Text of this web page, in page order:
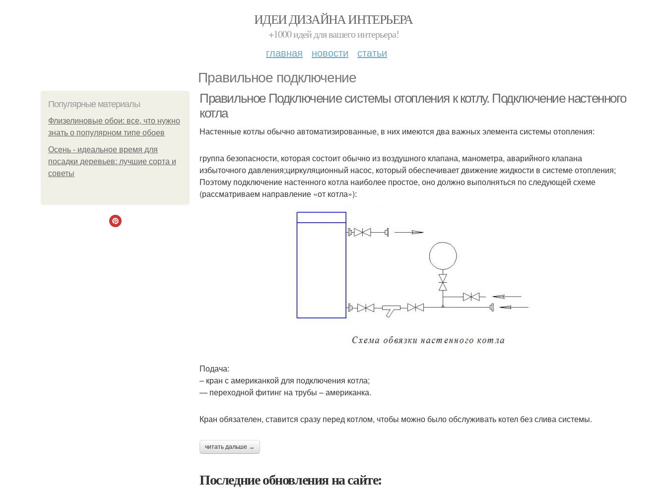
ИДЕИ ДИЗАЙНА ИНТЕРЬЕРА
+1000 идей для вашего интерьера!
главная новости статьи
Правильное подключение
Популярные материалы
Флизелиновые обои: все, что нужно
знать о популярном типе обоев
Осень - идеальное время для
посадки деревьев: лучшие сорта и
советы
Правильное Подключение системы отопления к котлу. Подключение настенного
котла
Настенные котлы обычно автоматизированные, в них имеются два важных элемента системы отопления:
группа безопасности, которая состоит обычно из воздушного клапана, манометра, аварийного клапана
избыточного давления;циркуляционный насос, который обеспечивает движение жидкости в системе отопления;
Поэтому подключение настенного котла наиболее простое, оно должно выполняться по следующей схеме
(рассматриваем направление «от котла»):
Подача:
– кран с американкой для подключения котла;
— переходной фитинг на трубы – американка.
Кран обязателен, ставится сразу перед котлом, чтобы можно было обслуживать котел без слива системы.
читать дальше →
Последние обновления на сайте: